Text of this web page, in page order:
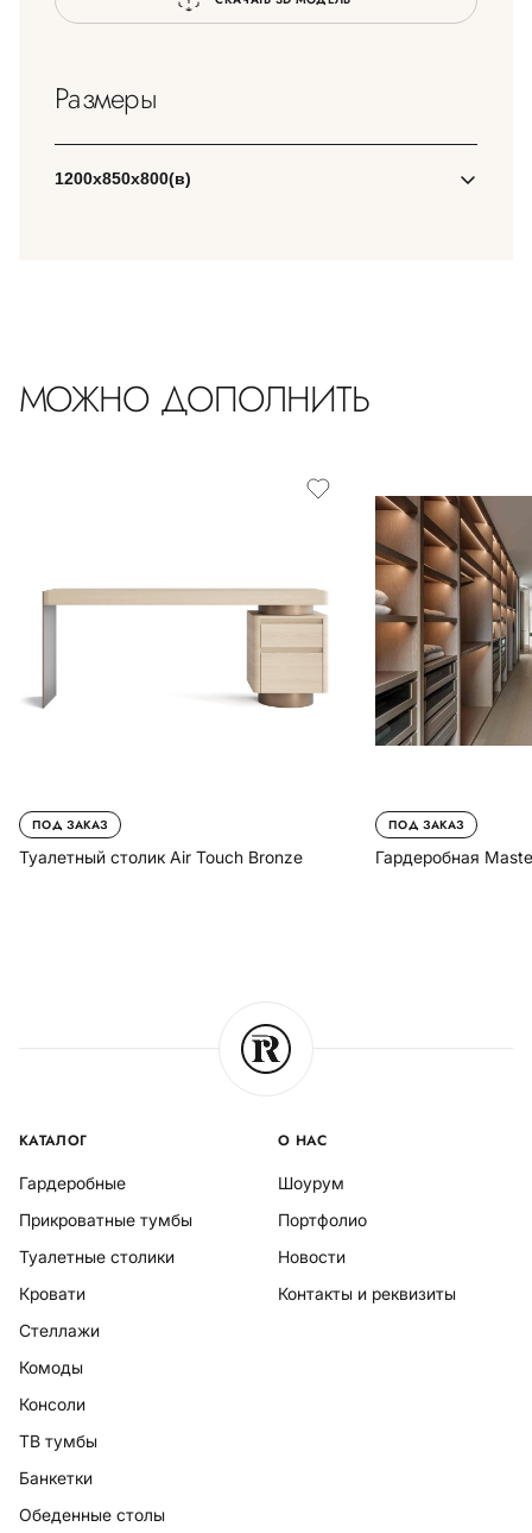
Размеры
1200х850х800(в)
МОЖНО ДОПОЛНИТЬ
ПОД ЗАКАЗ
Туалетный столик Air Touch Bronze
ПОД ЗАКАЗ
Гардеробная
КАТАЛОГ
Гардеробные
Прикроватные тумбы
Туалетные столики
Кровати
Стеллажи
Комоды
Консоли
ТВ тумбы
Банкетки
Обеденные столы
О НАС
Шоурум
Портфолио
Новости
Контакты и реквизиты